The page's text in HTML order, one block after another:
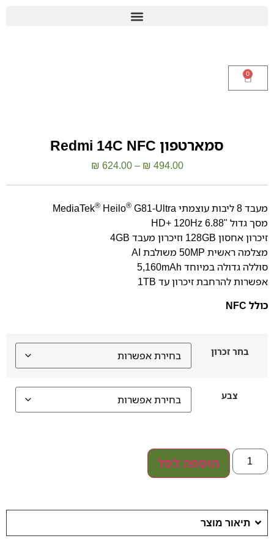
0
סמארטפון Redmi 14C NFC
₪ 494.00
–
₪ 624.00
מעבד 8 ליבות עוצמתי MediaTek ® Heilo® G81-Ultra
מסך גדול "6.88 HD+ 120Hz
זיכרון אחסון 128GB וזיכרון מעבד 4GB
מצלמה ראשית 50MP משולבת AI
סוללה גדולה במיוחד 5,160mAh
אפשרות להרחבת זיכרון עד 1TB
כולל NFC
בחר זכרון
צבע
הוספה לסל
תיאור מוצר